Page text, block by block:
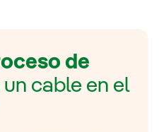
de
un cable en el